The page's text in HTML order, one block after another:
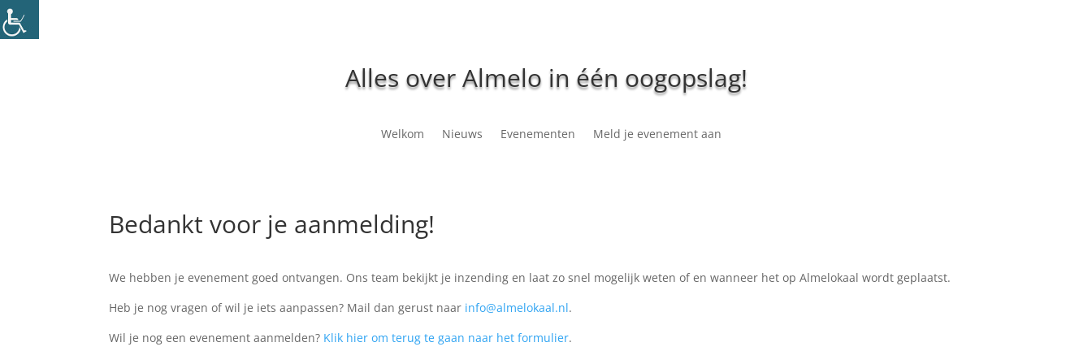
Alles over Almelo in één oogopslag!
Welkom Nieuws Evenementen Meld je evenement aan
Bedankt voor je aanmelding!
We hebben je evenement goed ontvangen. Ons team bekijkt je inzending en laat zo snel mogelijk weten of en wanneer het op Almelokaal wordt geplaatst.
Heb je nog vragen of wil je iets aanpassen? Mail dan gerust naar info@almelokaal.nl.
Wil je nog een evenement aanmelden? Klik hier om terug te gaan naar het formulier.